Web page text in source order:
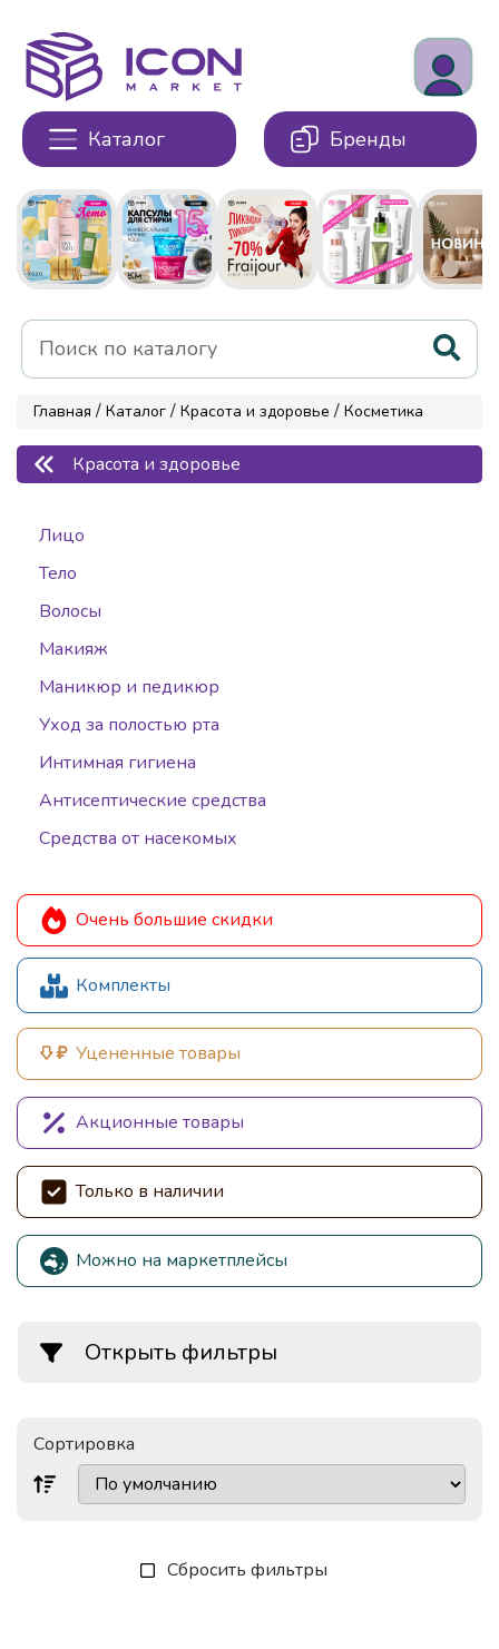
Каталог Бренды
Главная / Каталог / Красота и здоровье / Косметика
Красота и здоровье
Лицо
Тело
Волосы
Макияж
Маникюр и педикюр
Уход за полостью рта
Интимная гигиена
Антисептические средства
Средства от насекомых
Очень большие скидки
Комплекты
Уцененные товары
Акционные товары
Только в наличии
Можно на маркетплейсы
Открыть фильтры
Сортировка
Сбросить фильтры